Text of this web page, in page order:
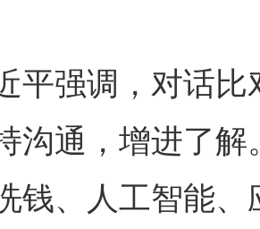
强调，对话比
沟通，增进了
钱、人工智能